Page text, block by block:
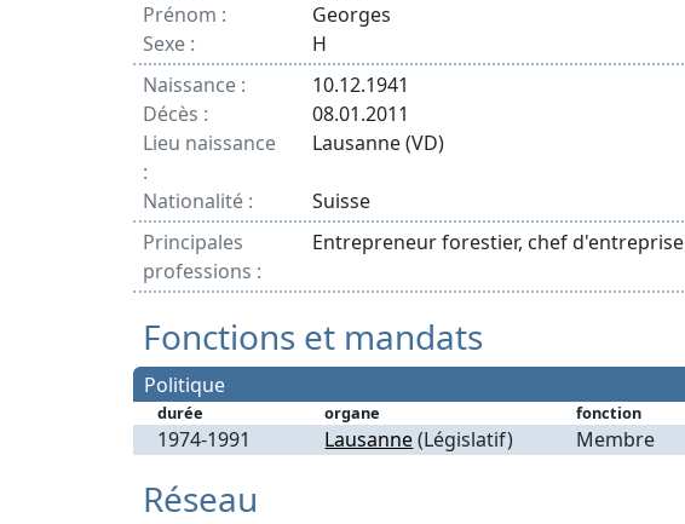
Prénom :
Georges
Sexe :
H
Naissance :
10.12.1941
Décès :
08.01.2011
Lieu naissance
:
Lausanne (VD)
Nationalité :
Suisse
Principales
professions :
Entrepreneur forestier, chef d'entreprise
Fonctions et mandats
Politique
durée organe fonction
1974-1991 Lausanne(Législatif) Membre
Réseau